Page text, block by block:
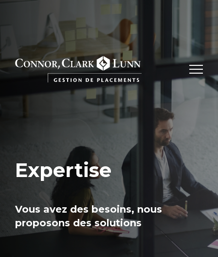
Expertise
Vous avez des besoins, nous
proposons des solutions